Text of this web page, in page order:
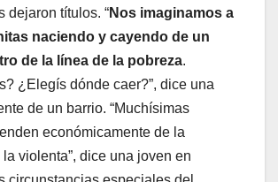
dejaron títulos. “Nos imaginamos a
naciendo y cayendo de un
de la línea de la pobreza.
¿Elegís dónde caer?”, dice una
de un barrio. “Muchísimas
económicamente de la
violenta”, dice una joven en